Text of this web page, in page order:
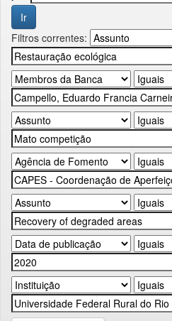
Filtros correntes: